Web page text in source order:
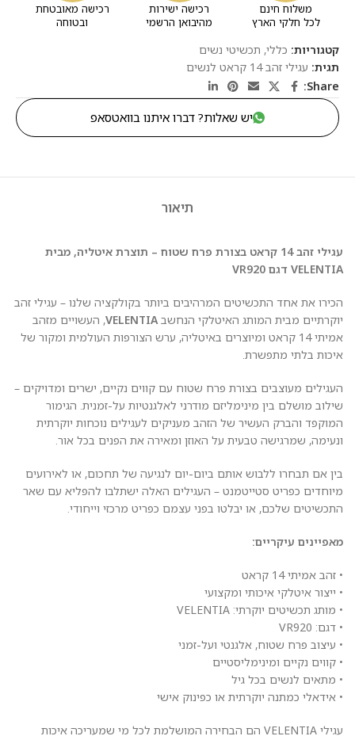
משלוח חינם
לכל חלקי הארץ
רכישה ישירות
מהיבואן הרשמי
רכישה מאובטחת
ובטוחה
קטגוריות: כללי, תכשיטי נשים
תגית: עגילי זהב 14 קראט לנשים
Share:
יש שאלות? דברו איתנו בוואטסאפ
תיאור
עגילי זהב 14 קראט בצורת פרח שטוח – תוצרת איטליה, מבית
VELENTIA דגם VR920
הכירו את אחד התכשיטים המרהיבים ביותר בקולקציה שלנו – עגילי זהב
יוקרתיים מבית המותג האיטלקי הנחשבVELENTIA, העשויים מזהב
אמיתי 14 קראט ומיוצרים באיטליה, ערש הצורפות העולמית ומקור של
איכות בלתי מתפשרת.
העגילים מעוצבים בצורת פרח שטוח עם קווים נקיים, ישרים ומדויקים –
שילוב מושלם בין מינימליזם מודרני לאלגנטיות על-זמנית. הגימור
המוקפד והברק העשיר של הזהב מעניקים לעגילים נוכחות יוקרתית
ונעימה, שמרגישה טבעית על האוזן ומאירה את הפנים בכל אור.
בין אם תבחרו ללבוש אותם ביום-יום לנגיעה של תחכום, או לאירועים
מיוחדים כפריט סטייטמנט – העגילים האלה ישתלבו להפליא עם שאר
התכשיטים שלכם, או יבלטו בפני עצמם כפריט מרכזי וייחודי.
מאפיינים עיקריים:
• זהב אמיתי 14 קראט
• ייצור איטלקי איכותי ומקצועי
• מותג תכשיטים יוקרתי: VELENTIA
• דגם: VR920
• עיצוב פרח שטוח, אלגנטי ועל-זמני
• קווים נקיים ומינימליסטיים
• מתאים לנשים בכל גיל
• אידאלי כמתנה יוקרתית או כפינוק אישי
עגילי VELENTIA הם הבחירה המושלמת לכל מי שמעריכה איכות